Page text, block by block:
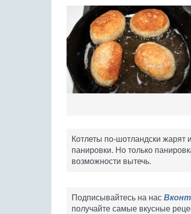
Котлеты по-шотландски жарят
панировки. Но только
возможности вытечь.
Подписывайтесь на нас
получайте самые вкусные